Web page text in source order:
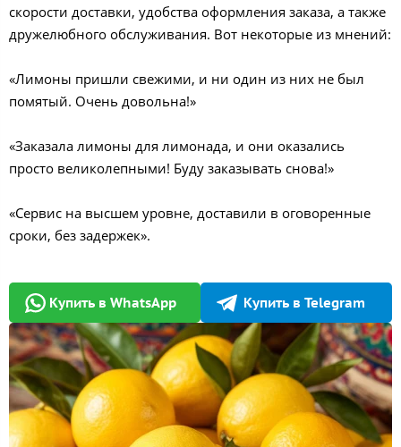
скорости доставки, удобства оформления заказа, а также
дружелюбного обслуживания. Вот некоторые из мнений:
«Лимоны пришли свежими, и ни один из них не был
помятый. Очень довольна!»
«Заказала лимоны для лимонада, и они оказались
просто великолепными! Буду заказывать снова!»
«Сервис на высшем уровне, доставили в оговоренные
сроки, без задержек».
Купить в WhatsApp Купить в Telegram